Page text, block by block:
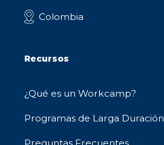
Colombia
Recursos
¿Qué es un Workcamp?
Programas de Larga Duración
Preguntas Frecuentes